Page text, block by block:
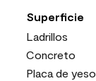
Superficie
Ladrillos
Concreto
Placa de yeso